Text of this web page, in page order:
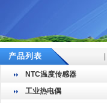
产品列表
NTC温度传感器
工业热电偶